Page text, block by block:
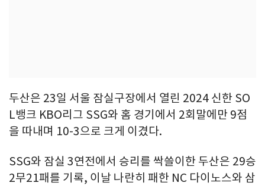
두산은 23일 서울 잠실구장에서 열린 2024 신한 SO
L뱅크 KBO리그 SSG와 홈 경기에서 2회말에만 9점
을 따내며 10-3으로 크게 이겼다.
SSG와 잠실 3연전에서 승리를 싹쓸이한 두산은 29승
2무21패를 기록, 이날 나란히 패한 NC 다이노스와 삼